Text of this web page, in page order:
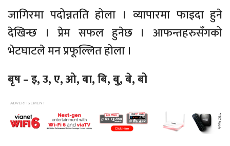
जागिरमा पदोन्नतति होला । व्यापारमा फाइदा हुने
देखिन्छ । प्रेम सफल हुनेछ । आफन्तहरुसँगको
भेटघाटले मन प्रफूल्लित होला ।
बृष – इ, उ, ए, ओ, बा, बि, बु, बे, बो